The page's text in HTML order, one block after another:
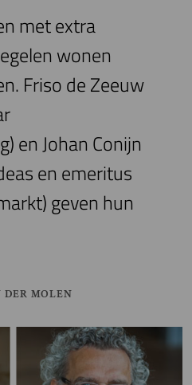
met extra
wonen
Friso de Zeeuw
en Johan Conijn
en emeritus
geven hun
DER MOLEN